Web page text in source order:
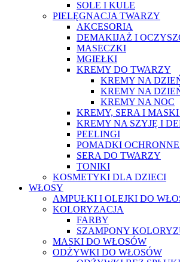
SOLE I KULE
PIELĘGNACJA TWARZY
AKCESORIA
DEMAKIJAŻ I
MASECZKI
MGIEŁKI
KREMY DO TWARZY
KREMY NA
KREMY NA
KREMY NA NOC
KREMY, SERA I
KREMY NA SZYJĘ I
PEELINGI
POMADKI
SERA DO TWARZY
TONIKI
KOSMETYKI DLA DZIECI
WŁOSY
AMPUŁKI I OLEJKI DO
KOLORYZACJA
FARBY
SZAMPONY
MASKI DO WŁOSÓW
ODŻYWKI DO WŁOSÓW